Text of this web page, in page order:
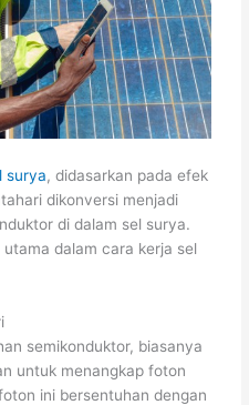
surya, didasarkan pada efek
dikonversi menjadi
di dalam sel surya.
dalam cara kerja sel
semikonduktor, biasanya
untuk menangkap foton
ini bersentuhan dengan